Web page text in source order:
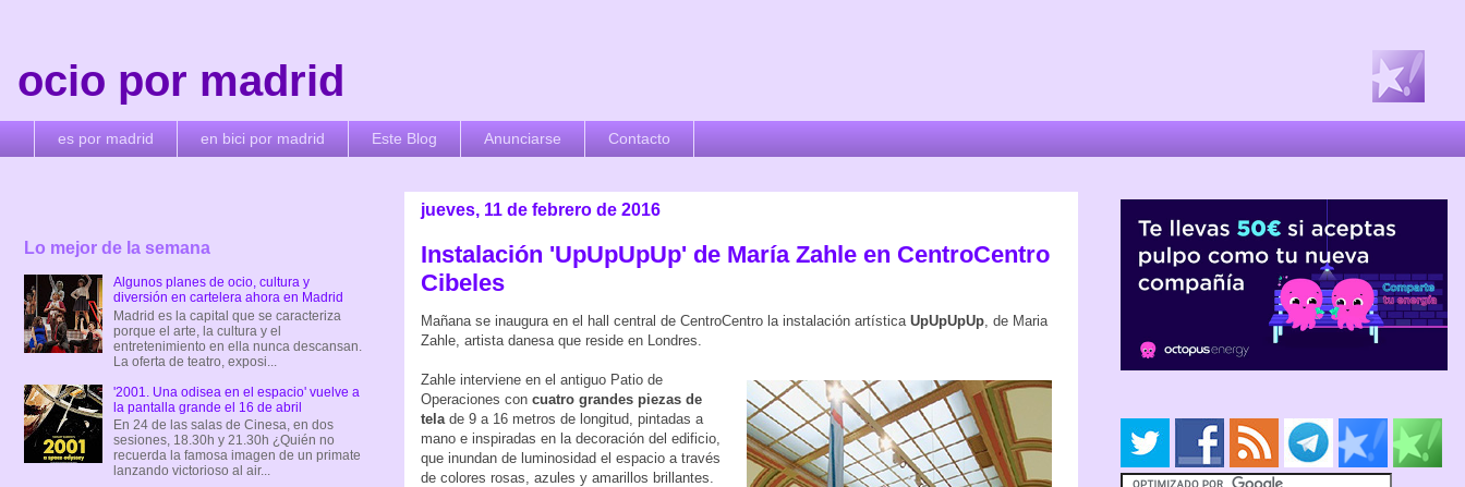
ocio por madrid
es por madrid en bici por madrid Este Blog Anunciarse Contacto
jueves, 11 de febrero de 2016
Instalación 'UpUpUpUp' de María Zahle en CentroCentro
Cibeles
Mañana se inaugura en el hall central de CentroCentro la instalación artística UpUpUpUp , de Maria
Zahle, artista danesa que reside en Londres.
Zahle interviene en el antiguo Patio de
Operaciones con cuatro grandes piezas de
tela de 9 a 16 metros de longitud, pintadas a
mano e inspiradas en la decoración del edificio,
que inundan de luminosidad el espacio a través
de colores rosas, azules y amarillos brillantes.
Lo mejor de la semana
Algunos planes de ocio, cultura y
diversión en cartelera ahora en Madrid
Madrid es la capital que se caracteriza
porque el arte, la cultura y el
entretenimiento en ella nunca descansan.
La oferta de teatro, exposi...
'2001. Una odisea en el espacio' vuelve a
la pantalla grande el 16 de abril
En 24 de las salas de Cinesa, en dos
sesiones, 18.30h y 21.30h ¿Quién no
recuerda la famosa imagen de un primate
lanzando victorioso al air...